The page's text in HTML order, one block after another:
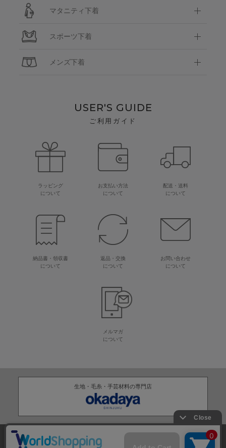
マタニティ下着
スポーツ下着
メンズ下着
USER'S GUIDE
ご利用ガイド
ラッピング
について
お支払い方法
について
配送・送料
について
納品書・領収書
について
返品・交換
について
お問い合わせ
について
メルマガ
について
生地・毛糸・手芸材料の専門店
株式会社オカダヤ